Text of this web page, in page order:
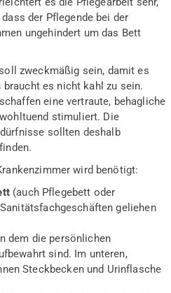
der Pflegende bei der
ungehindert um das Bett
zweckmäßig sein, damit es
es nicht kahl zu sein.
eine vertraute, behagliche
stimuliert. Die
sollten deshalb
wird benötigt:
(auch Pflegebett oder
geliehen
dem die persönlichen
sind. Im unteren,
Steckbecken und Urinflasche